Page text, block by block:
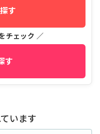
す
チェック ／
す
います